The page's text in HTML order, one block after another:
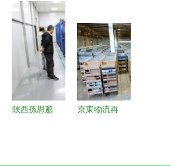
備代理出口
海運報關領
域的業內口
碑
設備的價格
解析與廠家
選擇
陜西孫思邈
京東物流再